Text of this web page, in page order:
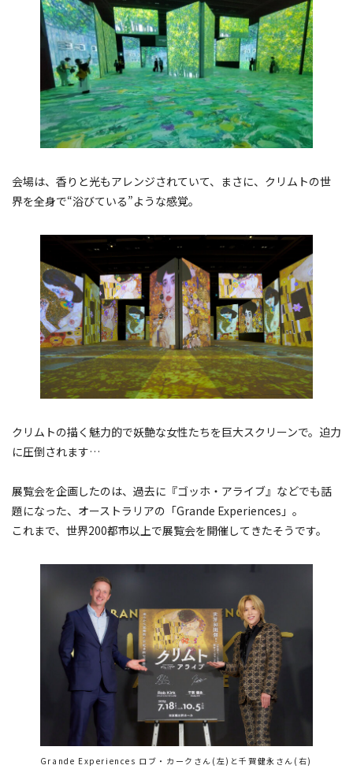
会場は、香りと光もアレンジされていて、まさに、クリムトの世
界を全身で“浴びている”ような感覚。
クリムトの描く魅力的で妖艶な女性たちを巨大スクリーンで。迫力
に圧倒されます…
展覧会を企画したのは、過去に『ゴッホ・アライブ』などでも話
題になった、オーストラリアの「Grande Experiences」。
これまで、世界200都市以上で展覧会を開催してきたそうです。
Grande Experiences ロブ・カークさん(左)と千賀健永さん(右)